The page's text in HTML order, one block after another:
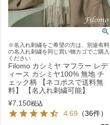
※名入れ刺繍をご希望の方は、別途有料
の名入れ刺繍を同じ買い物カゴでご購入
ください
Filomo カシミヤ マフラー レデ
ィース カシミヤ100% 無地 チ
ェック柄 【ネコポスで送料無
料】 【名入れ刺繍可能】
¥7,150税込
4.69 （36件）